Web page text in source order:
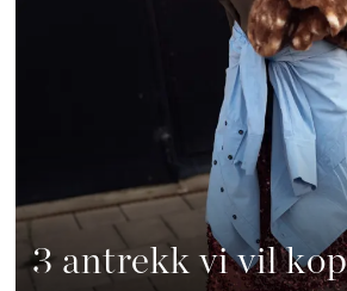
3 antrekk vi vil